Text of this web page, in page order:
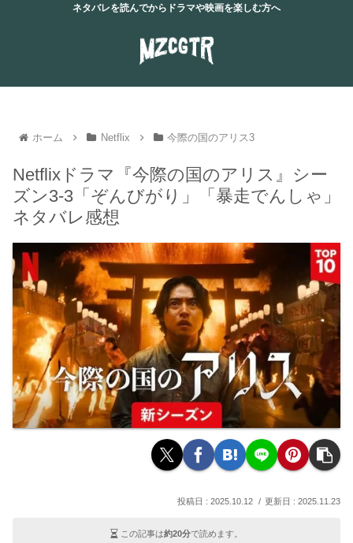
ネタバレを読んでからドラマや映画を楽しむ方へ
ホーム Netflix 今際の国のアリス3
Netflixドラマ『今際の国のアリス』シー
ズン3-3「ぞんびがり」「暴走でんしゃ」
ネタバレ感想
2025.10.12 2025.11.23
この記事は約20分で読めます。